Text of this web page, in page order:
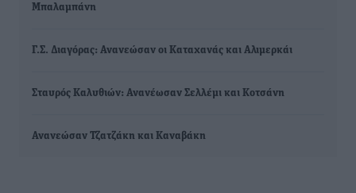
Μπαλαμπάνη
Γ.Σ. Διαγόρας: Ανανεώσαν οι Καταχανάς και Αλιμερκάι
Σταυρός Καλυθιών: Ανανέωσαν Σελλέμι και Κοτσάνη
Ανανεώσαν Τζατζάκη και Καναβάκη